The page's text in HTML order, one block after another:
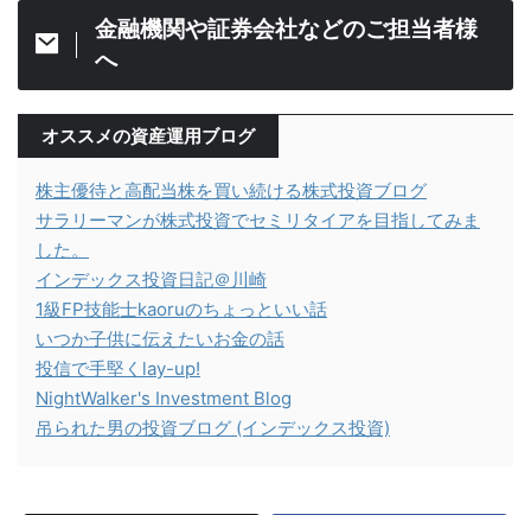
金融機関や証券会社などのご担当者様
へ
オススメの資産運用ブログ
株主優待と高配当株を買い続ける株式投資ブログ
サラリーマンが株式投資でセミリタイアを目指してみま
した。
インデックス投資日記＠川崎
1級FP技能士kaoruのちょっといい話
いつか子供に伝えたいお金の話
投信で手堅くlay-up!
NightWalker's Investment Blog
吊られた男の投資ブログ (インデックス投資)